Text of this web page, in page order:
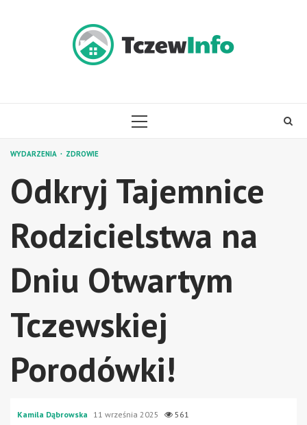
PRIMARY
WYDARZENIA ZDROWIE
Odkryj Tajemnice
Rodzicielstwa na
Dniu Otwartym
Tczewskiej
Porodówki!
Kamila Dąbrowska 11 września 2025 561